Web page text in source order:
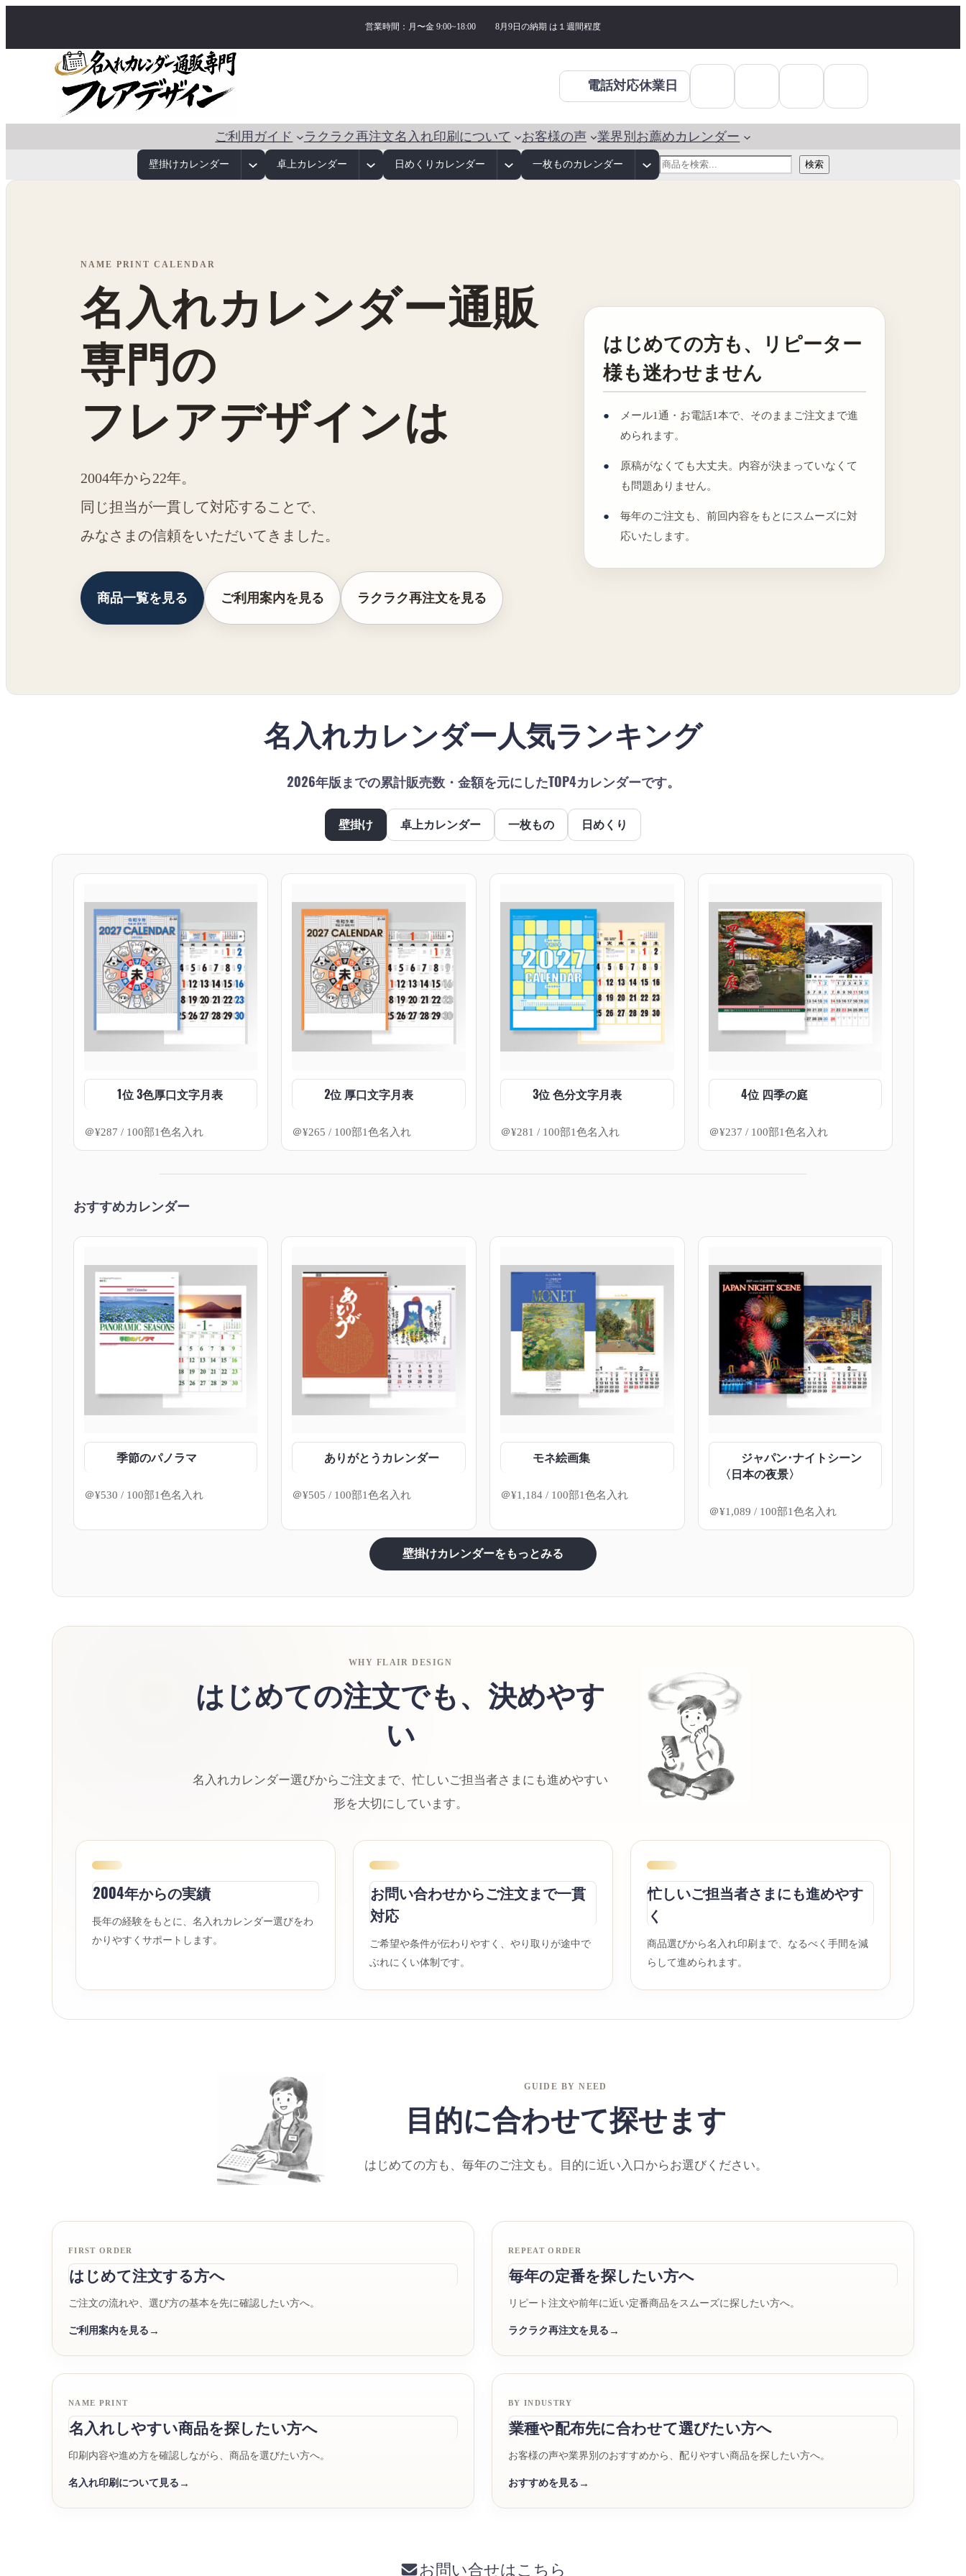
営業時間：月〜金 9:00~18:00 8月9日の納期 は １週間程度
電話対応休業日
ご利用ガイド ラクラク再注文名入れ印刷について お客様の声 業界別お薦めカレンダー
壁掛けカレンダー 卓上カレンダー 日めくりカレンダー 一枚ものカレンダー
検
検索
NAME PRINT CALENDAR
名入れカレンダー通販
専門の
フレアデザインは
2004年から22年。
同じ担当が一貫して対応することで、
みなさまの信頼をいただいてきました。
商品一覧を見る ご利用案内を見る ラクラク再注文を見る
はじめての方も、リピーター
様も迷わせません
メール1通・お電話1本で、そのままご注文まで進
められます。
原稿がなくても大丈夫。内容が決まっていなくて
も問題ありません。
毎年のご注文も、前回内容をもとにスムーズに対
応いたします。
名入れカレンダー人気ランキング
2026年版までの累計販売数・金額を元にしたTOP4カレンダーです。
壁掛け 卓上カレンダー 一枚もの 日めくり
1位 3色厚口文字月表
＠¥287 / 100部1色名入れ
2位 厚口文字月表
＠¥265 / 100部1色名入れ
3位 色分文字月表
＠¥281 / 100部1色名入れ
4位 四季の庭
＠¥237 / 100部1色名入れ
おすすめカレンダー
季節のパノラマ
＠¥530 / 100部1色名入れ
ありがとうカレンダー
＠¥505 / 100部1色名入れ
モネ絵画集
＠¥1,184 / 100部1色名入れ
ジャパン･ナイトシーン
〈日本の夜景〉
＠¥1,089 / 100部1色名入れ
壁掛けカレンダーをもっとみる
WHY FLAIR DESIGN
はじめての注文でも、決めやす
い
名入れカレンダー選びからご注文まで、忙しいご担当者さまにも進めやすい
形を大切にしています。
2004年からの実績
長年の経験をもとに、名入れカレンダー選びをわ
かりやすくサポートします。
お問い合わせからご注文まで一貫
対応
ご希望や条件が伝わりやすく、やり取りが途中で
ぶれにくい体制です。
忙しいご担当者さまにも進めやす
く
商品選びから名入れ印刷まで、なるべく手間を減
らして進められます。
GUIDE BY NEED
目的に合わせて探せます
はじめての方も、毎年のご注文も。目的に近い入口からお選びください。
FIRST ORDER
はじめて注文する方へ
ご注文の流れや、選び方の基本を先に確認したい方へ。
ご利用案内を見る
REPEAT ORDER
毎年の定番を探したい方へ
リピート注文や前年に近い定番商品をスムーズに探したい方へ。
ラクラク再注文を見る
NAME PRINT
名入れしやすい商品を探したい方へ
印刷内容や進め方を確認しながら、商品を選びたい方へ。
名入れ印刷について見る
BY INDUSTRY
業種や配布先に合わせて選びたい方へ
お客様の声や業界別のおすすめから、配りやすい商品を探したい方へ。
おすすめを見る
お問い合せはこちら